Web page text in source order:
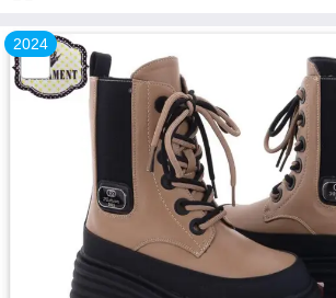
2024